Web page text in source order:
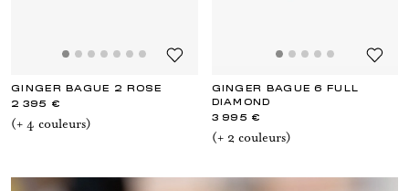
GINGER BAGUE 2 ROSE
2 395 €
(+ 4 couleurs)
GINGER BAGUE 6 FULL
DIAMOND
3 995 €
(+ 2 couleurs)